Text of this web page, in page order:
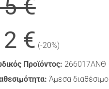
€
€ (-20%)
Προϊόντος: 266017ΑΝΘ
Άμεσα διαθέσιμο